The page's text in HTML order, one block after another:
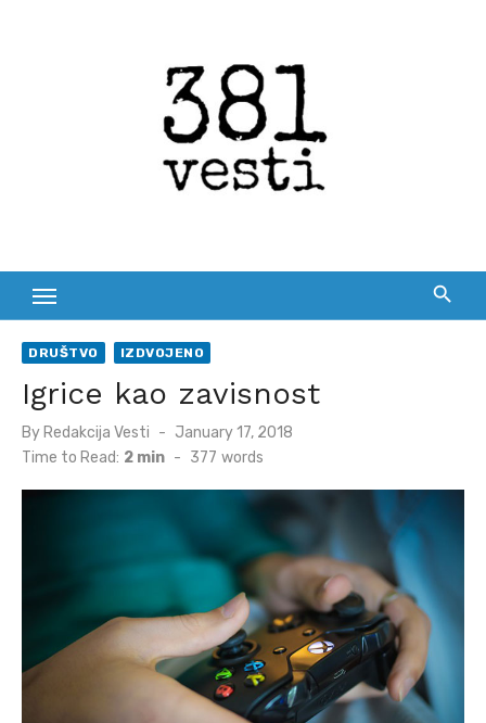
DRUŠTVO IZDVOJENO
Igrice kao zavisnost
By Redakcija Vesti
Posted
January 17, 2018
Time to Read: 2 min - 377 words